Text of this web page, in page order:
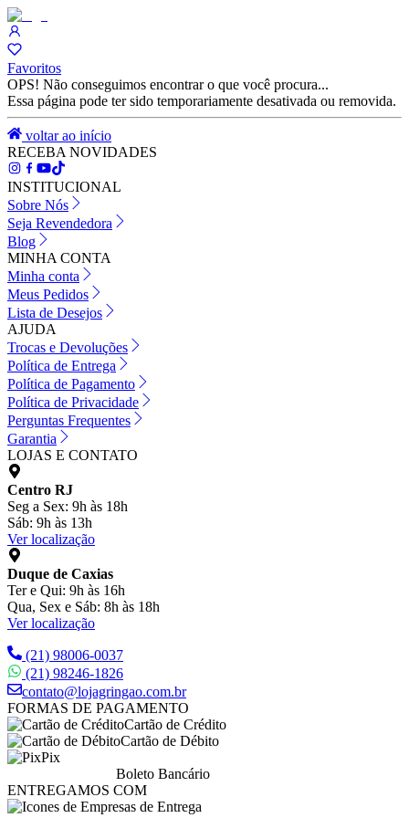
Favoritos
OPS! Não conseguimos encontrar o que você procura...
Essa página pode ter sido temporariamente desativada ou removida.
voltar ao início
RECEBA NOVIDADES
INSTITUCIONAL
Sobre Nós
Seja Revendedora
Blog
MINHA CONTA
Minha conta
Meus Pedidos
Lista de Desejos
AJUDA
Trocas e Devoluções
Política de Entrega
Política de Pagamento
Política de Privacidade
Perguntas Frequentes
Garantia
LOJAS E CONTATO
Centro RJ
Seg a Sex: 9h às 18h
Sáb: 9h às 13h
Ver localização
Duque de Caxias
Ter e Qui: 9h às 16h
Qua, Sex e Sáb: 8h às 18h
Ver localização
(21) 98006-0037
(21) 98246-1826
contato@lojagringao.com.br
FORMAS DE PAGAMENTO
Cartão de Crédito
Cartão de Débito
Pix
Boleto Bancário
ENTREGAMOS COM